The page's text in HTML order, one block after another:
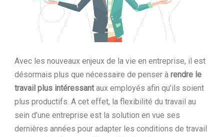
Avec les nouveaux enjeux de la vie en entreprise, il est
désormais plus que nécessaire de penser à rendre le
travail plus intéressantaux employés afin qu’ils soient
plus productifs. A cet effet, la flexibilité du travail au
sein d’une entreprise est la solution en vue ses
dernières années pour adapter les conditions de travail